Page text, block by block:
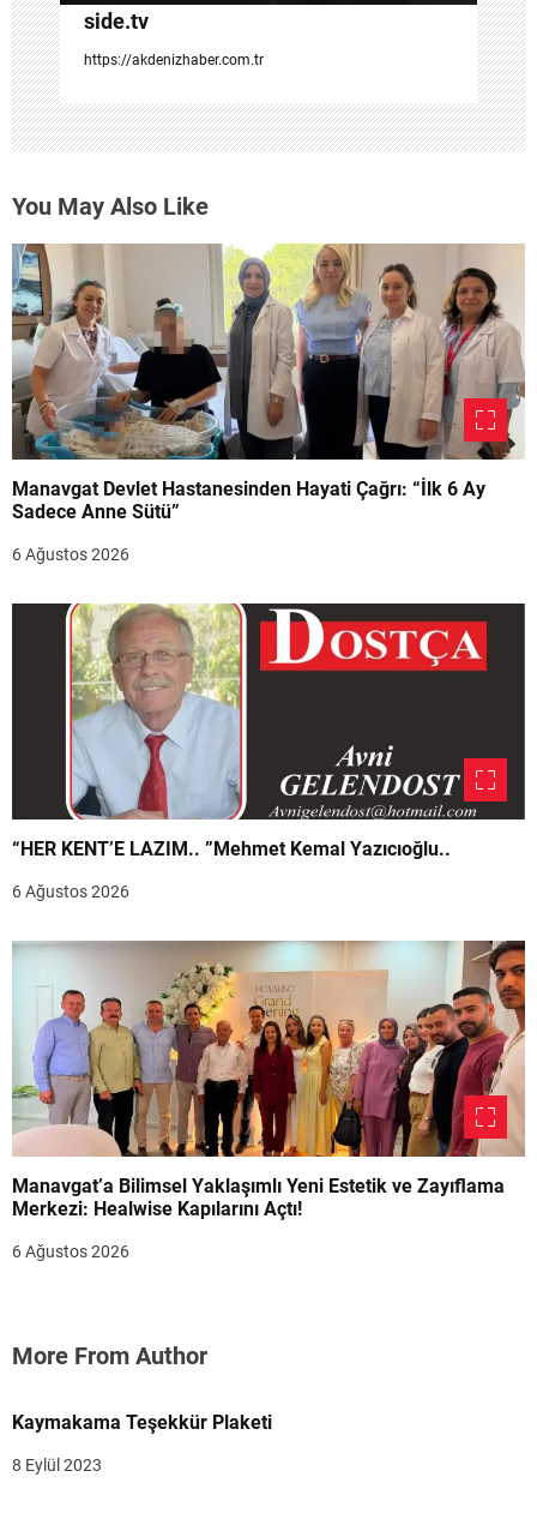
side.tv
https://akdenizhaber.com.tr
You May Also Like
Manavgat Devlet Hastanesinden Hayati Çağrı: “İlk 6 Ay
Sadece Anne Sütü”
6 Ağustos 2026
“HER KENT’E LAZIM.. ”Mehmet Kemal Yazıcıoğlu..
6 Ağustos 2026
Manavgat’a Bilimsel Yaklaşımlı Yeni Estetik ve Zayıflama
Merkezi: Healwise Kapılarını Açtı!
6 Ağustos 2026
More From Author
Kaymakama Teşekkür Plaketi
8 Eylül 2023